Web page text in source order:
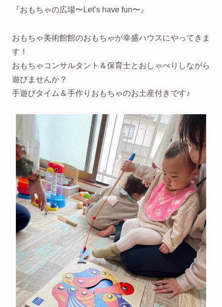
『おもちゃの広場〜Let’s have fun〜』
おもちゃ美術館館のおもちゃが幸盛ハウスにやってきま
す！
おもちゃコンサルタント＆保育士とおしゃべりしながら
遊びませんか？
手遊びタイム＆手作りおもちゃのお土産付きです♪